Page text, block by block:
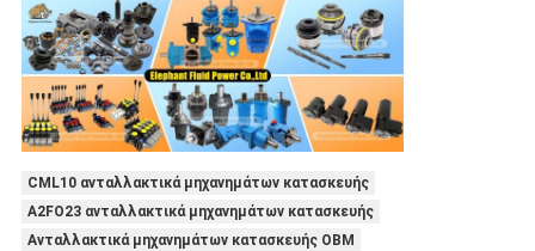
CML10 ανταλλακτικά μηχανημάτων κατασκευής
A2FO23 ανταλλακτικά μηχανημάτων κατασκευής
Ανταλλακτικά μηχανημάτων κατασκευής OBM